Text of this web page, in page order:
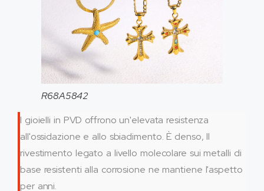
R68A5842
I gioielli in PVD offrono un'elevata resistenza
all'ossidazione e allo sbiadimento. È denso, Il
rivestimento legato a livello molecolare sui metalli di
base resistenti alla corrosione ne mantiene l'aspetto
per anni.